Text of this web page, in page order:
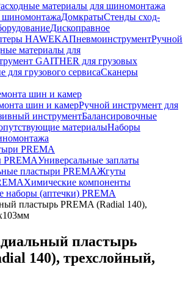
материалы для шиномонтажа
шиномонтажаДомкратыСтенды сход-
Дископравное
HAWEKAПневмоинструментРучной
материалы для
GAITHER для грузовых
для грузового сервисаСканеры
шин и камер
шин и камерРучной инструмент для
инструментБалансировочные
материалыНаборы
PREMA
PREMAУниверсальные заплаты
пластыри PREMAЖгуты
Химические компоненты
наборы (аптечки) PREMA
пластырь PREMA (Radial 140),
пластырь
140), трехслойный,